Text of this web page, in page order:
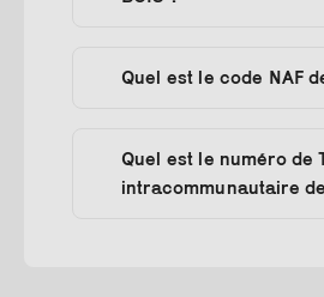
Quel est le code NAF
Quel est le numéro de
intracommunautaire